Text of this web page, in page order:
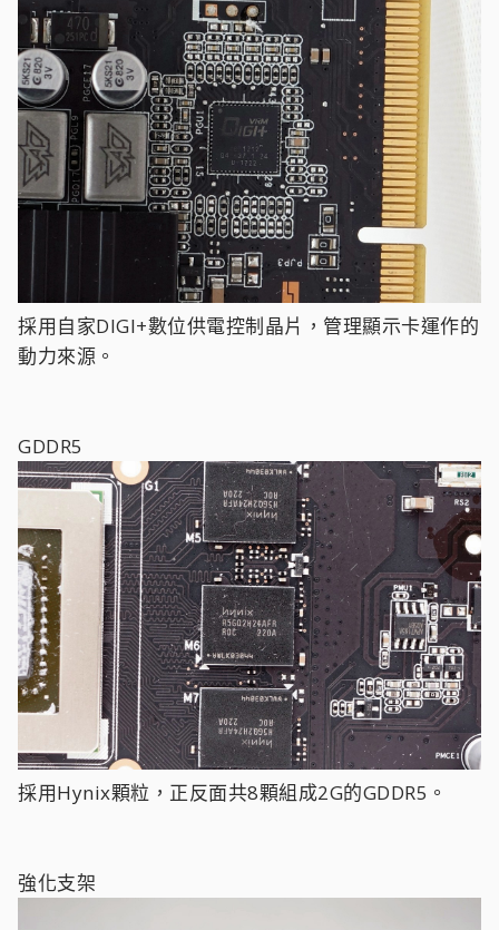
採用自家DIGI+數位供電控制晶片，管理顯示卡運作的
動力來源。
GDDR5
採用Hynix顆粒，正反面共8顆組成2G的GDDR5。
強化支架